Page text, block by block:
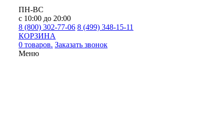
ПН-ВС
с 10:00 до 20:00
8 (800) 302-77-06 8 (499) 348-15-11
КОРЗИНА
0 товаров. Заказать звонок
Меню